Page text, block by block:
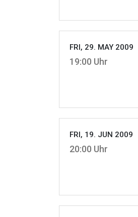
FRI, 29. MAY 2009
19:00 Uhr
FRI, 19. JUN 2009
20:00 Uhr